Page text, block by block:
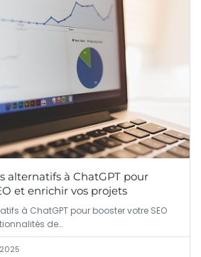
alternatifs à ChatGPT pour
et enrichir vos projets
à ChatGPT pour booster votre SEO
de…